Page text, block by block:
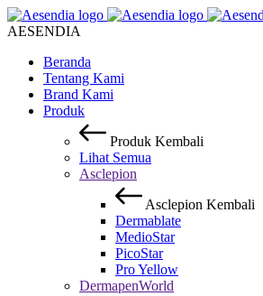
AESENDIA
Beranda
Tentang Kami
Brand Kami
Produk
Produk Kembali
Lihat Semua
Asclepion
Asclepion Kembali
Dermablate
MedioStar
PicoStar
Pro Yellow
DermapenWorld